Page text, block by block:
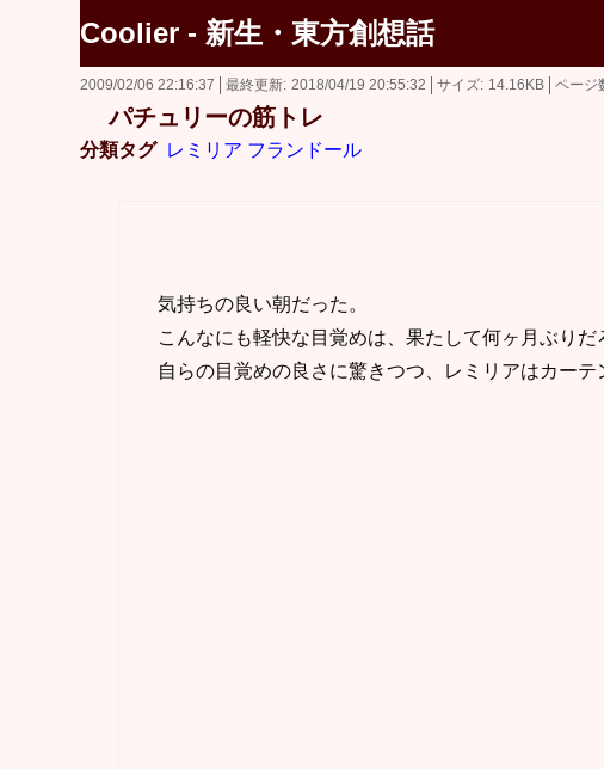
Coolier - 新生・東方創想話
パチュリーの筋トレ
2009/02/06 22:16:37 最終更新 2018/04/19 20:55:32 サイズ 14.16KB ページ
分類タグ レミリア フランドール
気持ちの良い朝だった。
こんなにも軽快な目覚めは、果たして何ヶ月ぶりだ
自らの目覚めの良さに驚きつつ、レミリアはカーテ